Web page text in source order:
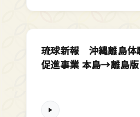
琉球新報 沖縄離島体
促進事業 本島→離島